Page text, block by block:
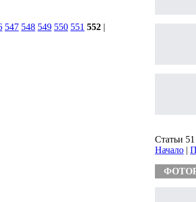
547 548 549 550 551 552 |
Статьи
Начало |